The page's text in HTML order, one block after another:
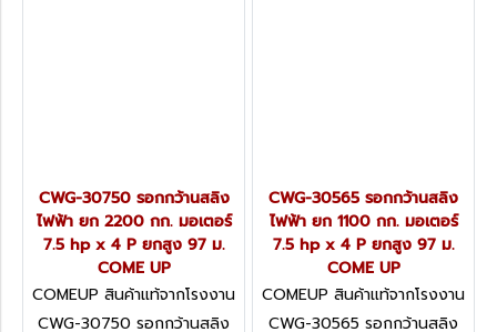
CWG-30750 รอกกว้านสลิง
ไฟฟ้า ยก 2200 กก. มอเตอร์
7.5 hp x 4 P ยกสูง 97 ม.
COME UP
COMEUP สินค้าแท้จากโรงงาน
ผู้ผลิต CWG-30750
CWG-30750 รอกกว้านสลิง
CWG-30565 รอกกว้านสลิง
ไฟฟ้า ยก 1100 กก. มอเตอร์
7.5 hp x 4 P ยกสูง 97 ม.
COME UP
COMEUP สินค้าแท้จากโรงงาน
ผู้ผลิต CWG-30565
CWG-30565 รอกกว้านสลิง